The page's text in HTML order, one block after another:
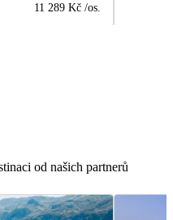
11 289 Kč /os.
od našich partnerů